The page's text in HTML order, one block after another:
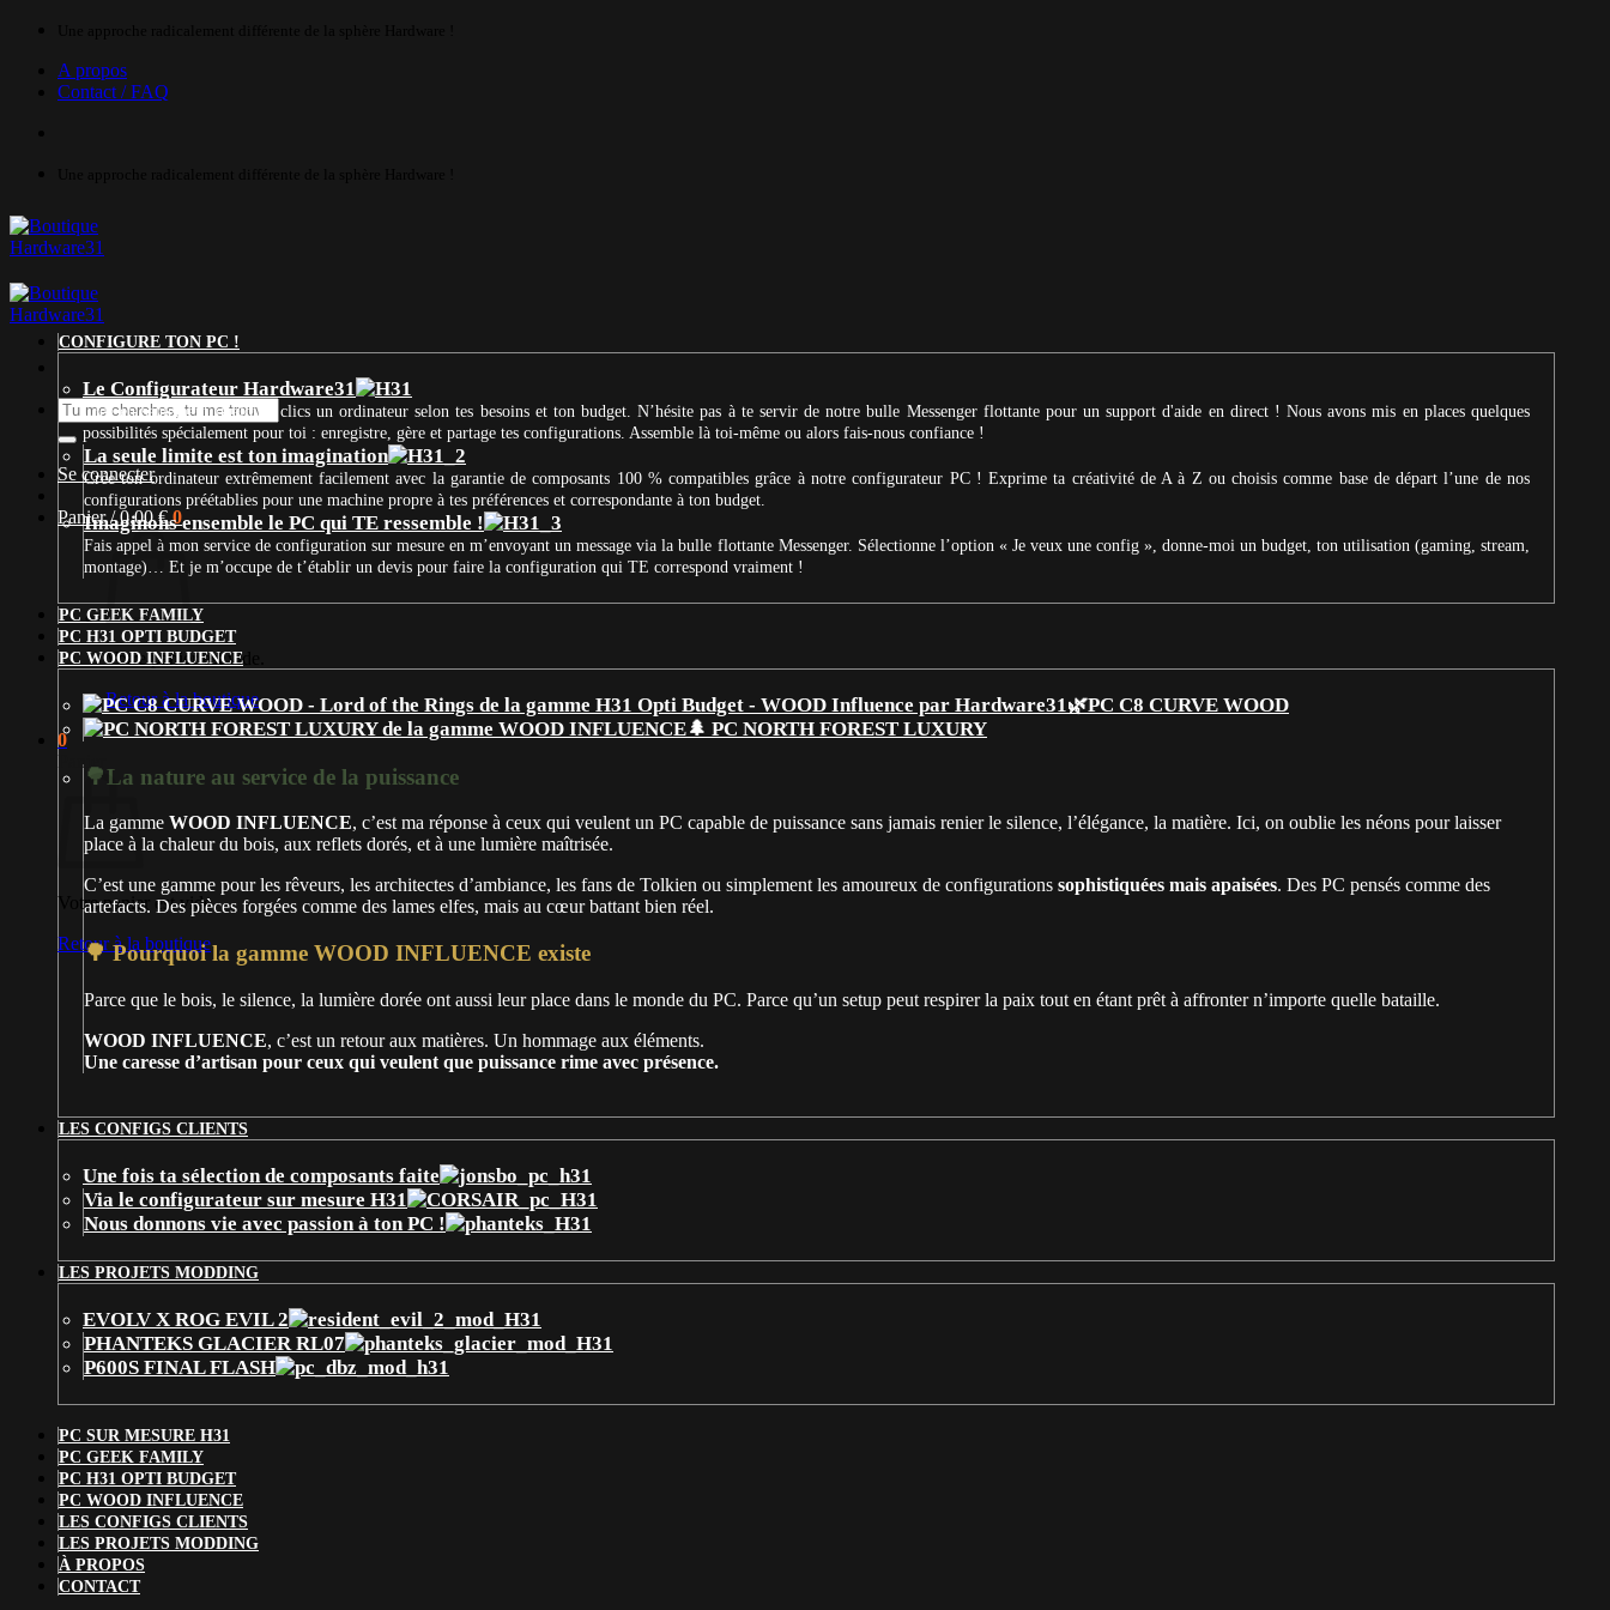
contenuA propos
Contact / FAQ
Recherche
pour :
Se connecter
Panier /0,00€ 0
Votre panier est vide.
Retour à la boutique
0
Panier
Votre panier est vide.
Retour à la boutique
CONFIGURE TON PC !
Le Configurateur Hardware31
Crée en seulement quelques clics un ordinateur selon tes besoins et ton budget. N’hésite pas à te servir de notre bulle Messenger flottante pour un support d'aide en direct ! Nous avons mis en places quelques
possibilités spécialement pour toi : enregistre, gère et partage tes configurations. Assemble là toi-même ou alors fais-nous confiance !
La seule limite est ton imagination
Crée ton ordinateur extrêmement facilement avec la garantie de composants 100 % compatibles grâce à notre configurateur PC ! Exprime ta créativité de A à Z ou choisis comme base de départ l’une de nos
configurations préétablies pour une machine propre à tes préférences et correspondante à ton budget.
Imaginons ensemble le PC qui TE ressemble !
Fais appel à mon service de configuration sur mesure en m’envoyant un message via la bulle flottante Messenger. Sélectionne l’option « Je veux une config », donne-moi un budget, ton utilisation (gaming, stream,
montage)… Et je m’occupe de t’établir un devis pour faire la configuration qui TE correspond vraiment !
PC GEEK FAMILY
PC H31 OPTI BUDGET
PC WOOD INFLUENCE
🌿PC C8 CURVE WOOD
🌲 PC NORTH FOREST LUXURY
🌳La nature au service de la puissance
La gamme WOOD INFLUENCE, c’est ma réponse à ceux qui veulent un PC capable de puissance sans jamais renier le silence, l’élégance, la matière. Ici, on oublie les néons pour laisser
place à la chaleur du bois, aux reflets dorés, et à une lumière maîtrisée.
C’est une gamme pour les rêveurs, les architectes d’ambiance, les fans de Tolkien ou simplement les amoureux de configurations sophistiquées mais apaisées. Des PC pensés comme des
artefacts. Des pièces forgées comme des lames elfes, mais au cœur battant bien réel.
🌳 Pourquoi la gamme WOOD INFLUENCE existe
Parce que le bois, le silence, la lumière dorée ont aussi leur place dans le monde du PC. Parce qu’un setup peut respirer la paix tout en étant prêt à affronter n’importe quelle bataille.
WOOD INFLUENCE, c’est un retour aux matières. Un hommage aux éléments.
Une caresse d’artisan pour ceux qui veulent que puissance rime avec présence.
LES CONFIGS CLIENTS
Une fois ta sélection de composants faite
Via le configurateur sur mesure H31
Nous donnons vie avec passion à ton PC !
LES PROJETS MODDING
EVOLV X ROG EVIL 2
PHANTEKS GLACIER RL07
P600S FINAL FLASH
PC SUR MESURE H31
PC GEEK FAMILY
PC H31 OPTI BUDGET
PC WOOD INFLUENCE
LES CONFIGS CLIENTS
LES PROJETS MODDING
À PROPOS
CONTACT